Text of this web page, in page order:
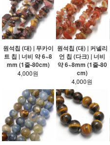
원석칩 (대) | 무카이
트 칩 | 너비 약 6~8
mm (1줄-80cm)
4,000원
원석칩 (대) | 커넬리
언 칩 (다크) | 너비
약 6~8mm (1줄-80
cm)
4,000원